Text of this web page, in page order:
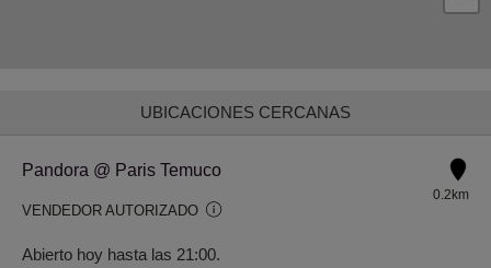
UBICACIONES CERCANAS
Pandora @ Paris Temuco
VENDEDOR AUTORIZADO
Abierto hoy hasta las 21:00.
0.2km